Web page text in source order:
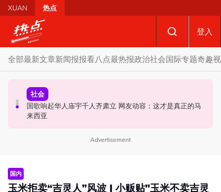
Skip to main content
XUAN 热点
登入
全部最新文章新闻报报看八点最热报政治社会国际专题奇趣
政治
马六甲州选 | 开放看待甲州选合作模式 国盟: 协商互换议席
没问题
社会
国歌响起华人庙宇千人齐肃立 网友动容：这才是真正的马
来西亚
政治
不点名调侃刘天球加入全民党 邓章钦：以为去当马华总会
长
Advertisement
国内
玉米拒卖“吉灵人”风波 | 小贩贴"玉米不卖吉灵